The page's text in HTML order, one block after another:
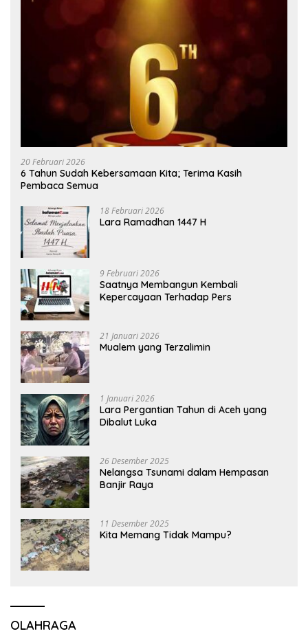
20 Februari 2026
6 Tahun Sudah Kebersamaan Kita; Terima Kasih
Pembaca Semua
18 Februari 2026
Lara Ramadhan 1447 H
9 Februari 2026
Saatnya Membangun Kembali
Kepercayaan Terhadap Pers
21 Januari 2026
Mualem yang Terzalimin
1 Januari 2026
Lara Pergantian Tahun di Aceh yang
Dibalut Luka
26 Desember 2025
Nelangsa Tsunami dalam Hempasan
Banjir Raya
11 Desember 2025
Kita Memang Tidak Mampu?
OLAHRAGA